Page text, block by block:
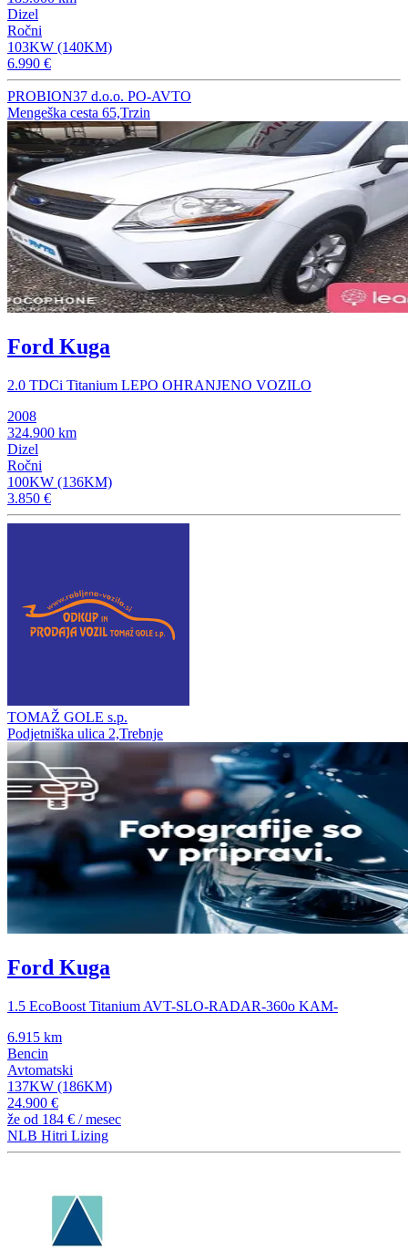
Dizel
Ročni
103KW (140KM)
6.990 €
PROBION37 d.o.o. PO-AVTO
Mengeška cesta 65,Trzin
Ford Kuga
2.0 TDCi Titanium LEPO OHRANJENO VOZILO
2008
324.900 km
Dizel
Ročni
100KW (136KM)
3.850 €
TOMAŽ GOLE s.p.
Podjetniška ulica 2,Trebnje
Ford Kuga
1.5 EcoBoost Titanium AVT-SLO-RADAR-360o KAM-
6.915 km
Bencin
Avtomatski
137KW (186KM)
24.900 €
že od 184 € / mesec
NLB Hitri Lizing